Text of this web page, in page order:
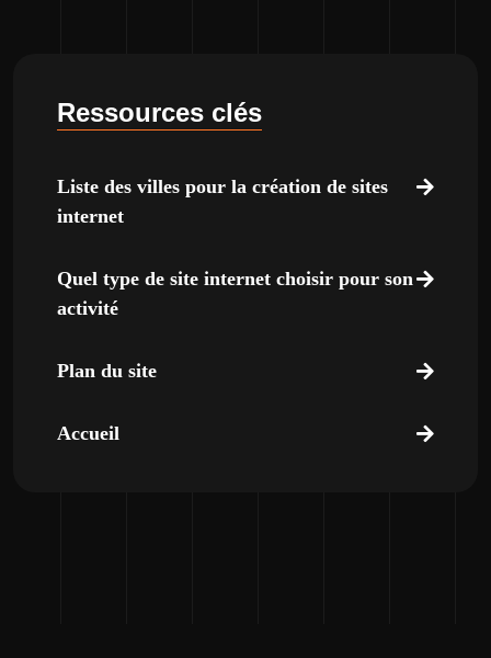
Ressources clés
Liste des villes pour la création de sites
internet
Quel type de site internet choisir pour son
activité
Plan du site
Accueil